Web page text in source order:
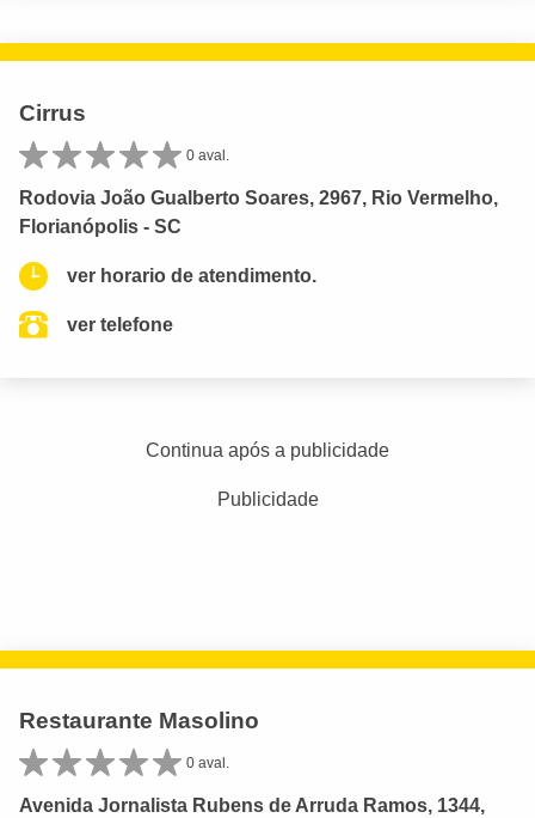
Cirrus
0 aval.
Rodovia João Gualberto Soares, 2967, Rio Vermelho,
Florianópolis - SC
ver horario de atendimento.
ver telefone
Continua após a publicidade
Publicidade
Restaurante Masolino
0 aval.
Avenida Jornalista Rubens de Arruda Ramos, 1344,